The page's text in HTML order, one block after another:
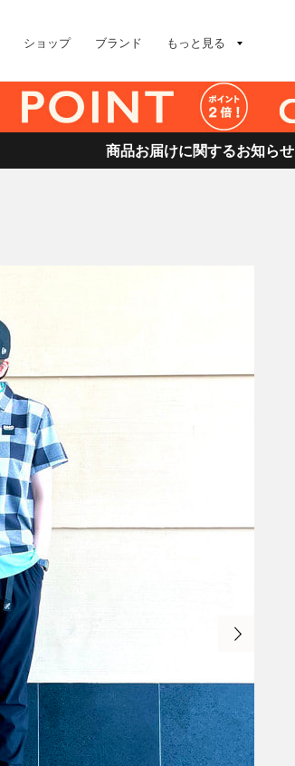
ショップ ブランド もっと見る
商品お届けに関するお知らせ